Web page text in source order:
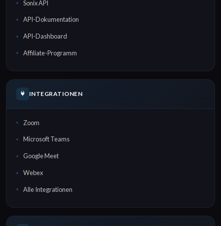
Sonix API
API-Dokumentation
API-Dashboard
Affiliate-Programm
INTEGRATIONEN
Zoom
Microsoft Teams
Google Meet
Webex
Alle Integrationen